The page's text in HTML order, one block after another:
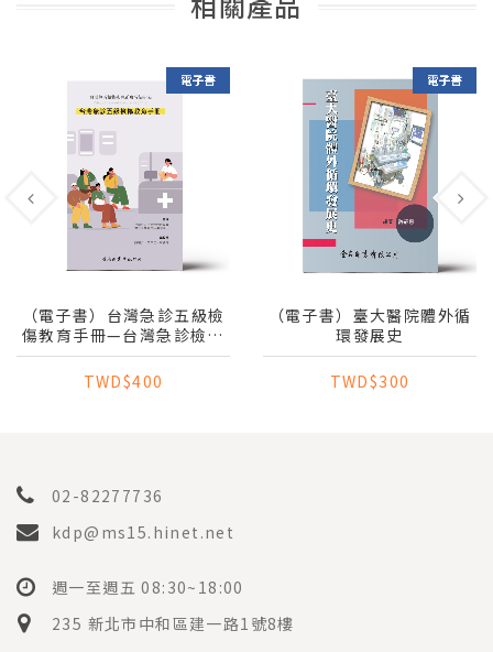
（電子書）台灣急診五級檢
傷教育手冊—台灣急診檢傷
與急迫度分級量表TAIWAN
TRIAGE AND ACUITY
SCALE (TTAS)
TWD$400
（電子書）臺大醫院體外循
環發展史
TWD$300
02-82277736
kdp@ms15.hinet.net
週一至週五 08:30~18:00
235 新北市中和區建一路1號8樓